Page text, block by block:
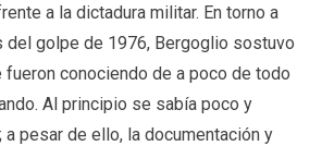
a la dictadura militar. En torno a
del golpe de 1976, Bergoglio sostuvo
conociendo de a poco de todo
Al principio se sabía poco y
a pesar de ello, la documentación y